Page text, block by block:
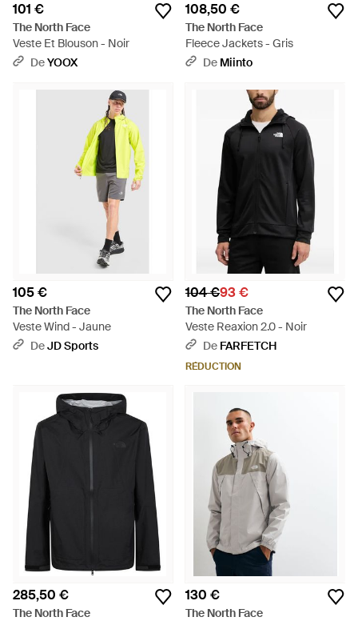
101 €
The North Face
Veste Et Blouson - Noir
DeYOOX
108,50 €
The North Face
Fleece Jackets - Gris
De Miinto
105 €
The North Face
Veste Wind - Jaune
DeJD Sports
104 €93 €
The North Face
Veste Reaxion 2.0 - Noir
De FARFETCH
RÉDUCTION
285,50 €
The North Face
130 €
The North Face